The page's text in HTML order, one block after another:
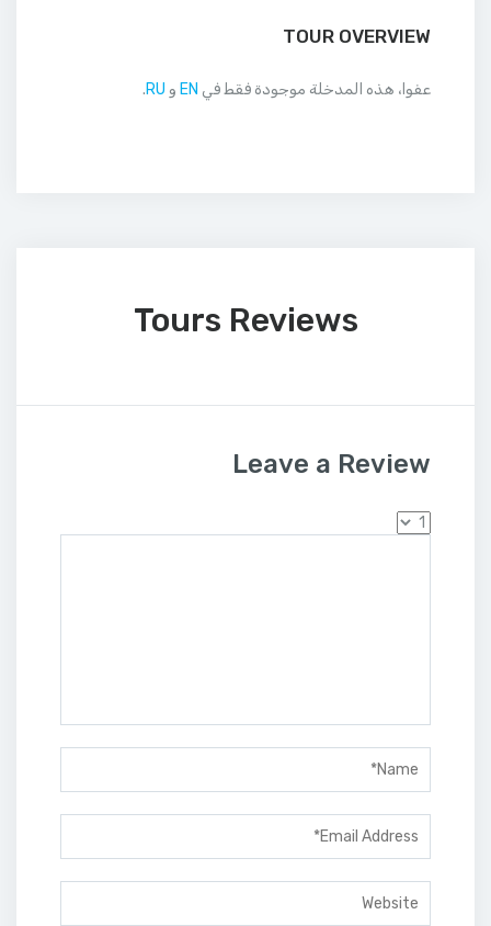
TOUR OVERVIEW
عفوا، هذه المدخلة موجودة فقط في EN و RU
.
Tours Reviews
Leave a Review